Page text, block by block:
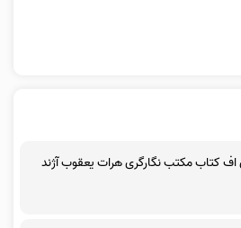
اف کتاب مکتب نگارگری هرات یعقوب آژند